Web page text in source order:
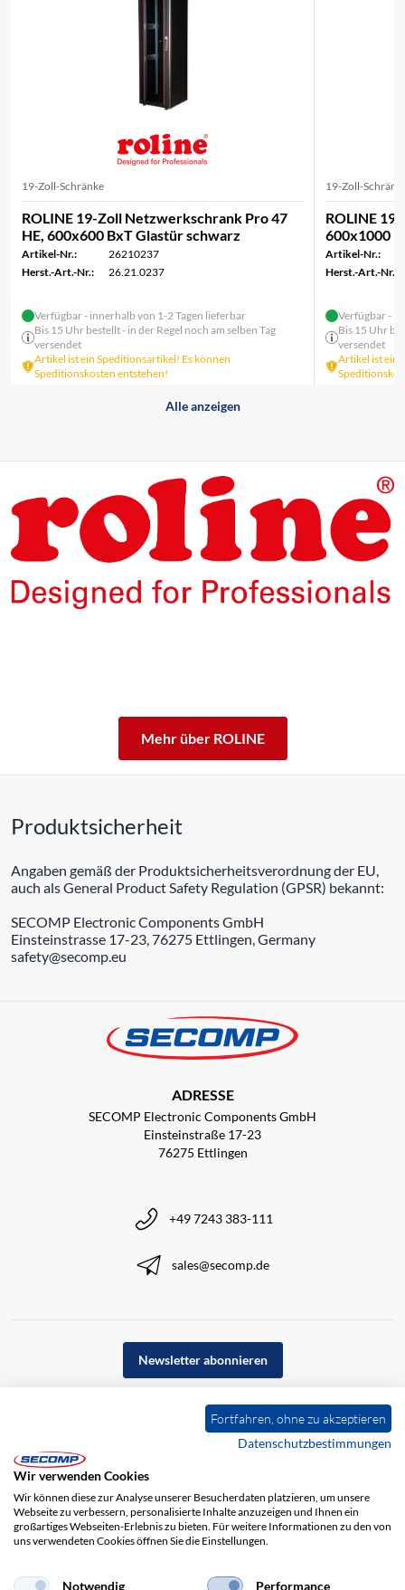
19-Zoll-Schränke
ROLINE 19-Zoll Netzwerkschrank Pro 47
HE, 600x600 BxT Glastür schwarz
Artikel-Nr.:
26210237
Herst.-Art.-Nr.:
26.21.0237
Verfügbar - innerhalb von 1-2 Tagen lieferbar
Bis 15 Uhr bestellt - in der Regel noch am selben Tag
versendet
Artikel ist ein Speditionsartikel! Es können
Speditionskosten entstehen!
19-Zoll-
ROLINE
600x1000
Artikel-Nr.:
Herst.-Art.-Nr.:
Verfügbar -
Bis 15 Uhr
versendet
Artikel ist ein
Alle anzeigen
Mehr über ROLINE
Produktsicherheit
Angaben gemäß der Produktsicherheitsverordnung der EU,
auch als General Product Safety Regulation (GPSR) bekannt:
SECOMP Electronic Components GmbH
Einsteinstrasse 17-23, 76275 Ettlingen, Germany
safety@secomp.eu
ADRESSE
SECOMP Electronic Components GmbH
Einsteinstraße 17-23
76275 Ettlingen
+49 7243 383-111
sales@secomp.de
Newsletter abonnieren
Impressum Haftungsausschluss
Fortfahren, ohne zu akzeptieren
Datenschutzbestimmungen
Wir verwenden Cookies
Wir können diese zur Analyse unserer Besucherdaten platzieren, um unsere
Webseite zu verbessern, personalisierte Inhalte anzuzeigen und Ihnen ein
großartiges Webseiten-Erlebnis zu bieten. Für weitere Informationen zu den von
uns verwendeten Cookies öffnen Sie die Einstellungen.
Notwendig Performance